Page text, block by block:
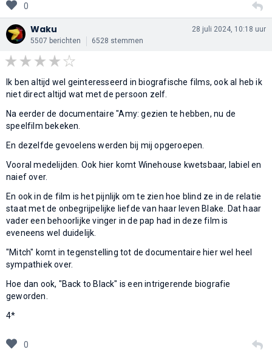
0
Waku
5507 berichten 6528 stemmen
28 juli 2024, 10:18 uur
Ik ben altijd wel geinteresseerd in biografische films, ook al heb ik
niet direct altijd wat met de persoon zelf.
Na eerder de documentaire "Amy: gezien te hebben, nu de
speelfilm bekeken.
En dezelfde gevoelens werden bij mij opgeroepen.
Vooral medelijden. Ook hier komt Winehouse kwetsbaar, labiel en
naief over.
En ook in de film is het pijnlijk om te zien hoe blind ze in de relatie
staat met de onbegrijpelijke liefde van haar leven Blake. Dat haar
vader een behoorlijke vinger in de pap had in deze film is
eveneens wel duidelijk.
"Mitch" komt in tegenstelling tot de documentaire hier wel heel
sympathiek over.
Hoe dan ook, "Back to Black" is een intrigerende biografie
geworden.
4*
0